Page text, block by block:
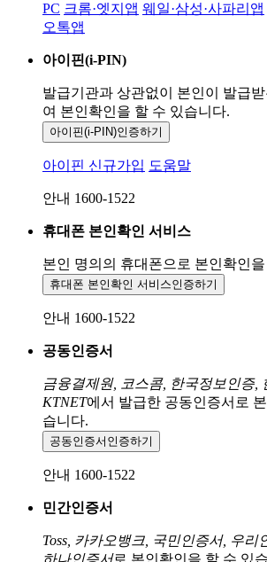
PC 크롬·엣지앱 웨일·삼성·사파리앱
오톡앱
아이핀(i-PIN)
발급기관과 상관없이 본인이 발급받
여 본인확인을 할 수 있습니다.
아이핀(i-PIN)인증하기
아이핀 신규가입 도움말
안내 1600-1522
휴대폰 본인확인 서비스
본인 명의의 휴대폰으로 본인확인
휴대폰 본인확인 서비스인증하기
안내 1600-1522
공동인증서
금융결제원, 코스콤, 한국정보인증,
KTNET에서 발급한 공동인증서로
습니다.
공동인증서 인증하기
안내 1600-1522
민간인증서
Toss, 카카오뱅크, 국민인증서, 우리